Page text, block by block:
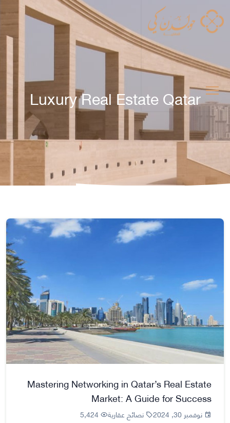
Luxury Real Estate Qatar
Mastering Networking in Qatar’s Real Estate
Market: A Guide for Success
نوفمبر 30, 2024 نصائح عقارية 5,424